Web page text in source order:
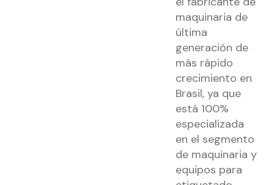
maquinaria de
última
generación de
más rápido
crecimiento en
Brasil, ya que
está 100%
especializada
en el segmento
de maquinaria y
equipos para